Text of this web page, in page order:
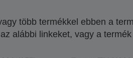
több termékkel ebben a
alábbi linkeket, vagy a